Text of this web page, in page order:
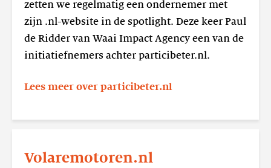
zetten we regelmatig een ondernemer met
zijn .nl-website in de spotlight. Deze keer Paul
de Ridder van Waai Impact Agency een van de
initiatiefnemers achter particibeter.nl.
Lees meer over particibeter.nl
Volaremotoren.nl
meer